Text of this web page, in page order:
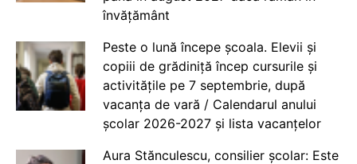
învățământ
Peste o lună începe școala. Elevii și
copiii de grădiniță încep cursurile și
activitățile pe 7 septembrie, după
vacanța de vară / Calendarul anului
școlar 2026-2027 și lista vacanțelor
Aura Stănculescu, consilier școlar: Este